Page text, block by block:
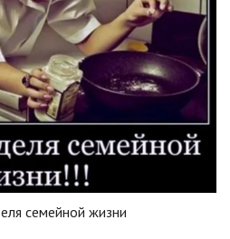
семейной жизни